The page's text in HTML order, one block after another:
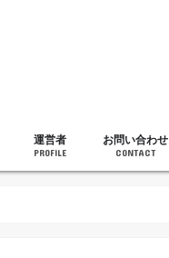
運営者
PROFILE
お問い合わせ
CONTACT